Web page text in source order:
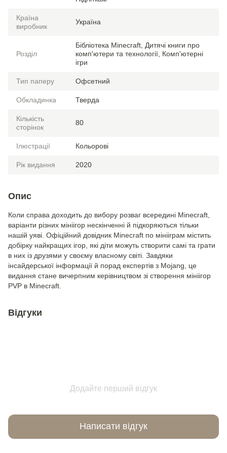
Країна
виробник
Україна
Розділ
Бібліотека Minecraft, Дитячі книги про
комп'ютери та технології, Комп'ютерні
ігри
Тип паперу Офсетний
Обкладинка Тверда
Кількість
сторінок
80
Ілюстрації Кольорові
Рік видання 2020
Опис
Коли справа доходить до вибору розваг всередині Minecraft,
варіанти різних мініігор нескінченні й підкоряються тільки
нашій уяві. Офіційний довідник Minecraft по мінііграм містить
добірку найкращих ігор, які діти можуть створити самі та грати
в них із друзями у своєму власному світі. Завдяки
інсайдерської інформації й порад експертів з Mojang, це
видання стане вичерпним керівництвом зі створення мініігор
PVP в Minecraft.
Відгуки
Додайте перший відгук
Написати відгук